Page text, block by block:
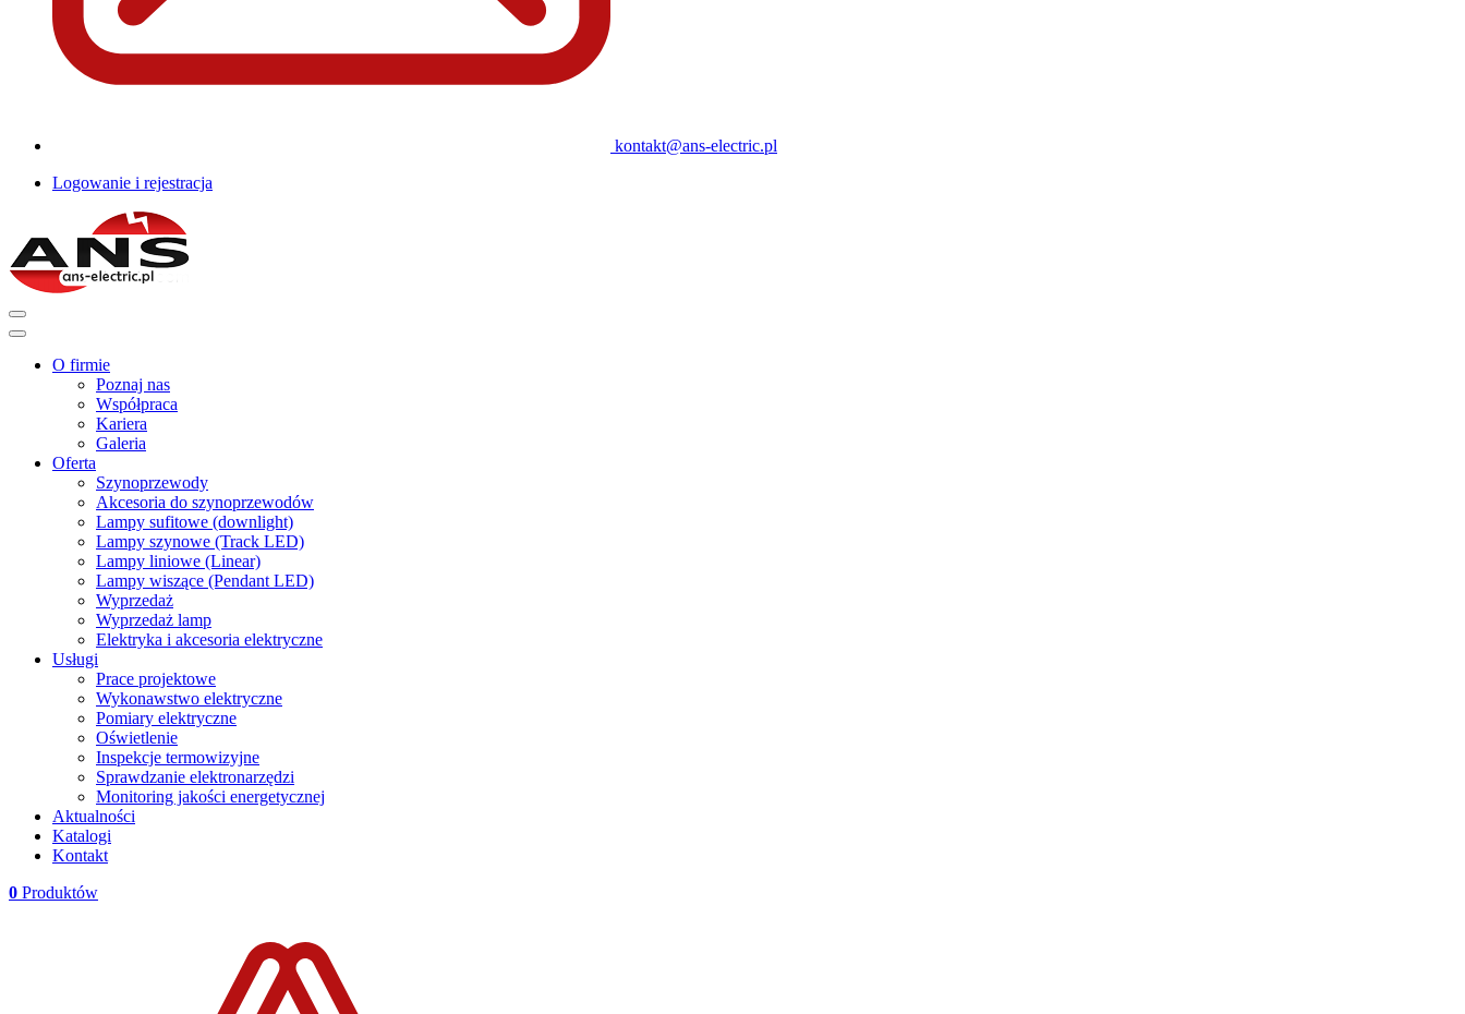
kontakt@ans-electric.pl
Logowanie i rejestracja
O firmie
Poznaj nas
Współpraca
Kariera
Galeria
Oferta
Szynoprzewody
Akcesoria do szynoprzewodów
Lampy sufitowe (downlight)
Lampy szynowe (Track LED)
Lampy liniowe (Linear)
Lampy wiszące (Pendant LED)
Wyprzedaż
Wyprzedaż lamp
Elektryka i akcesoria elektryczne
Usługi
Prace projektowe
Wykonawstwo elektryczne
Pomiary elektryczne
Oświetlenie
Inspekcje termowizyjne
Sprawdzanie elektronarzędzi
Monitoring jakości energetycznej
Aktualności
Katalogi
Kontakt
0 Produktów